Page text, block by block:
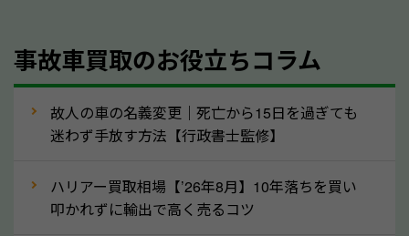
あるため、まずは岡山県のソコカラへ車の状態につい
てお気軽にご相談ください。
⑥車の需要が高まるタイミングで売るのも
高価買取のポイント！
買取依頼をするのもポイントです。車にも需要の高い
事故車買取のお役立ちコラム
故人の車の名義変更｜死亡から15日を過ぎても
迷わず手放す方法【行政書士監修】
ハリアー買取相場【’26年8月】10年落ちを買い
叩かれずに輸出で高く売るコツ